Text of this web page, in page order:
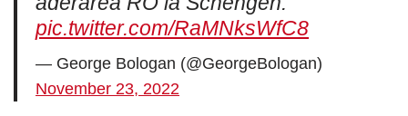
pic.twitter.com/RaMNksWfC8
— George Bologan (@GeorgeBologan)
November 23, 2022